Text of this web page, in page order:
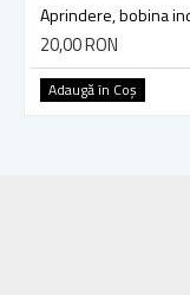
20,00 RON
Adaugă în Coş